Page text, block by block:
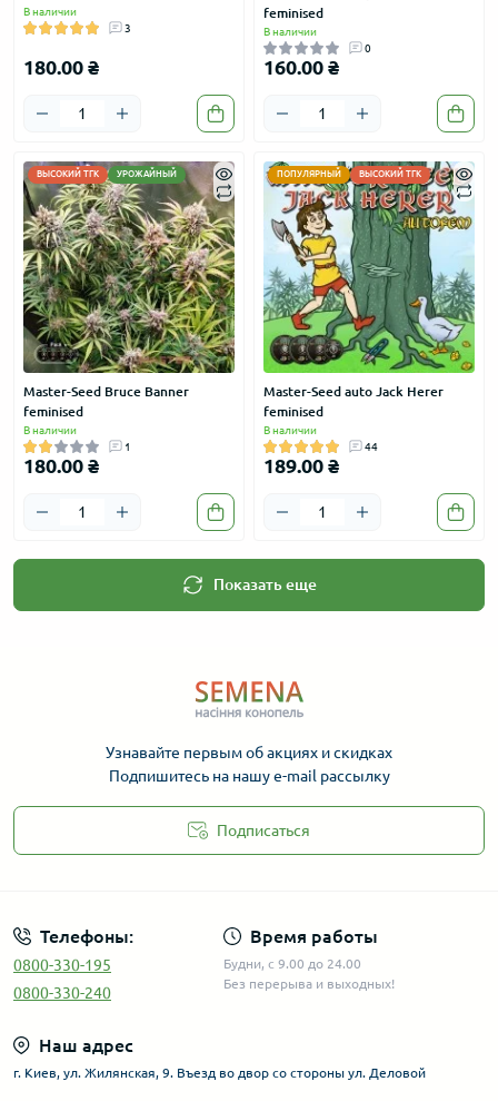
ACE Seeds
World of Seeds
Genehtik
Neuroseeds
Carpathians Seeds
В наличии
3
180.00 ₴
feminised
В наличии
0
160.00 ₴
ВЫСОКИЙ ТГК УРОЖАЙНЫЙ
Master-Seed Bruce Banner
feminised
В наличии
1
180.00 ₴
ПОПУЛЯРНЫЙ ВЫСОКИЙ ТГК
Master-Seed auto Jack Herer
feminised
В наличии
44
189.00 ₴
Показать еще
Узнавайте первым об акциях и скидках
Подпишитесь на нашу e-mail рассылку
Подписаться
Телефоны:
0800-330-195
0800-330-240
Время работы
Будни, с 9.00 до 24.00
Без перерыва и выходных!
Наш адрес
г. Киев, ул. Жилянская, 9. Въезд во двор со стороны ул. Деловой